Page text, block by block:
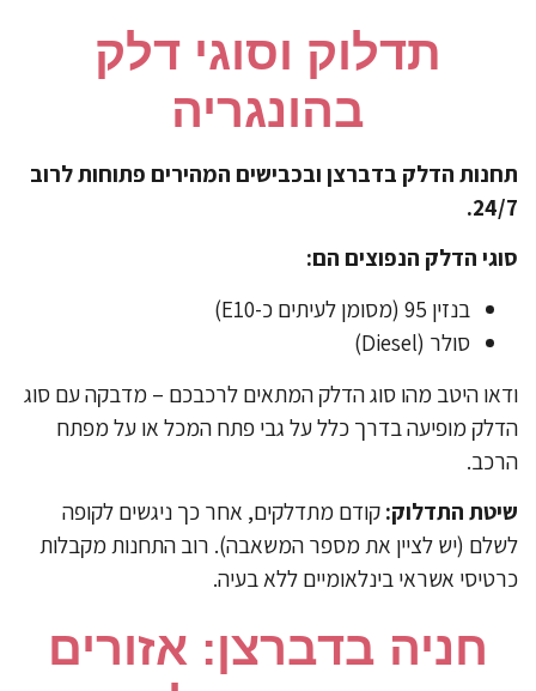
תדלוק וסוגי דלק
בהונגריה
הדלק בדברצן ובכבישים המהירים פתוחות לרוב
הדלק הנפוצים הם:
בנזין 95 (מסומן לעיתים כ-E10)
סולר (Diesel)
היטב מהו סוג הדלק המתאים לרכבכם – מדבקה עם סוג
מופיעה בדרך כלל על גבי פתח המכל או על מפתח
התדלוק:קודם מתדלקים, אחר כך ניגשים לקופה
(יש לציין את מספר המשאבה). רוב התחנות מקבלות
אשראי בינלאומיים ללא בעיה.
חניה בדברצן: אזורים